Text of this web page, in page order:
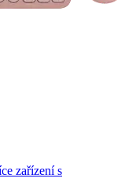
zařízení s